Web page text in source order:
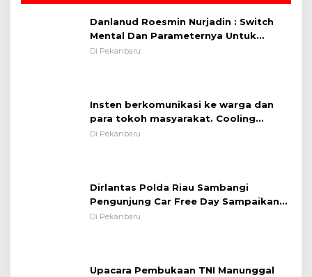
Danlanud Roesmin Nurjadin : Switch
Mental Dan Parameternya Untuk
Melaksanakan ✈
Di Pekanbaru
Insten berkomunikasi ke warga dan
para tokoh masyarakat. Cooling
System OMP LK ²024 Polsek Rumbai,
Di Pekanbaru
Dirlantas Polda Riau Sambangi
Pengunjung Car Free Day Sampaikan
Pesan Edukasi Kamtibmas &
Di Pekanbaru
Upacara Pembukaan TNI Manunggal